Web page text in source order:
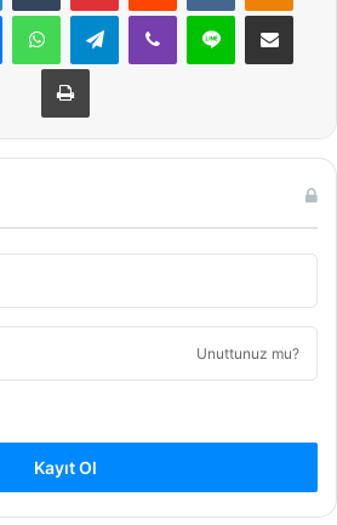
MessengerWhatsAppTelegramViber Line E-Posta ile
Yazdır
Unuttunuz mu?
Kayıt Ol